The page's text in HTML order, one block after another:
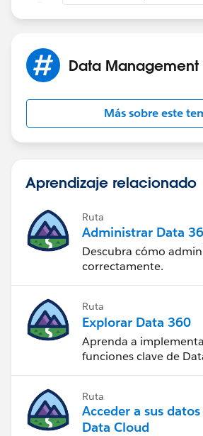
You'll then see the Create button
Data Management
Más sobre este
Aprendizaje relacionado
Ruta
Administrar Data
Descubra cómo
correctamente.
Ruta
Explorar Data 360
Aprenda a
funciones clave de
Ruta
Acceder a sus
Data Cloud